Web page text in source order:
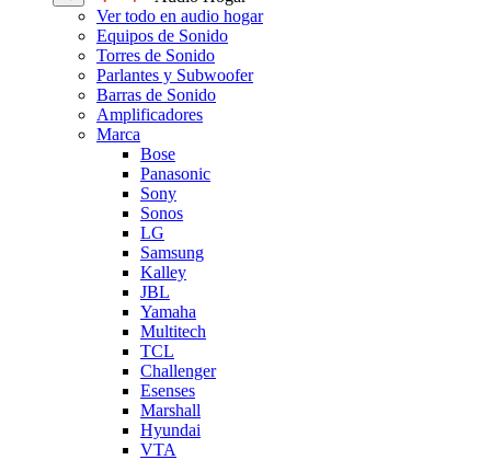
Ver todo en audio hogar
Equipos de Sonido
Torres de Sonido
Parlantes y Subwoofer
Barras de Sonido
Amplificadores
Marca
Bose
Panasonic
Sony
Sonos
LG
Samsung
Kalley
JBL
Yamaha
Multitech
TCL
Challenger
Esenses
Marshall
Hyundai
VTA